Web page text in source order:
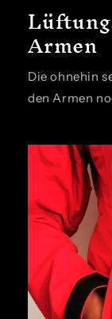
Armen
Die ohnehin
den Armen